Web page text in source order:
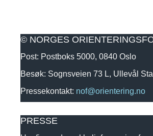
© NORGES
Post: Postboks 5000, 0840 Oslo
Besøk: Sognsveien 73 L, Ullevål
Pressekontakt: nof@orientering.no
PRESSE